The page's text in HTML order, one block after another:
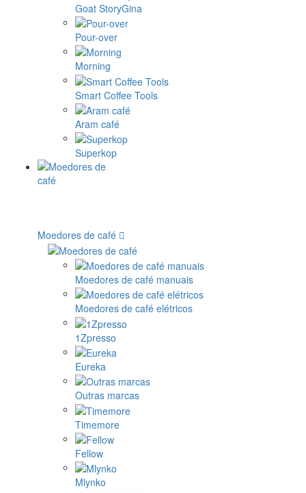
Goat StoryGina
Pour-over
Morning
Smart Coffee Tools
Aram café
Superkop
Moedores de café
Moedores de café manuais
Moedores de café elétricos
1Zpresso
Eureka
Outras marcas
Timemore
Fellow
Mlynko